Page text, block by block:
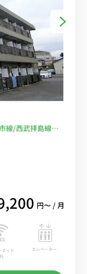
/西武拝島線の4
円〜 / 月
ネット
エレベーター